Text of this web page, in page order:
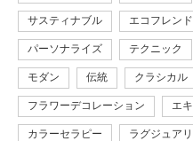
サスティナブル エコフレン
パーソナライズ テクニック
モダン 伝統 クラシカル
フラワーデコレーション エ
カラーセラピー ラグジュア